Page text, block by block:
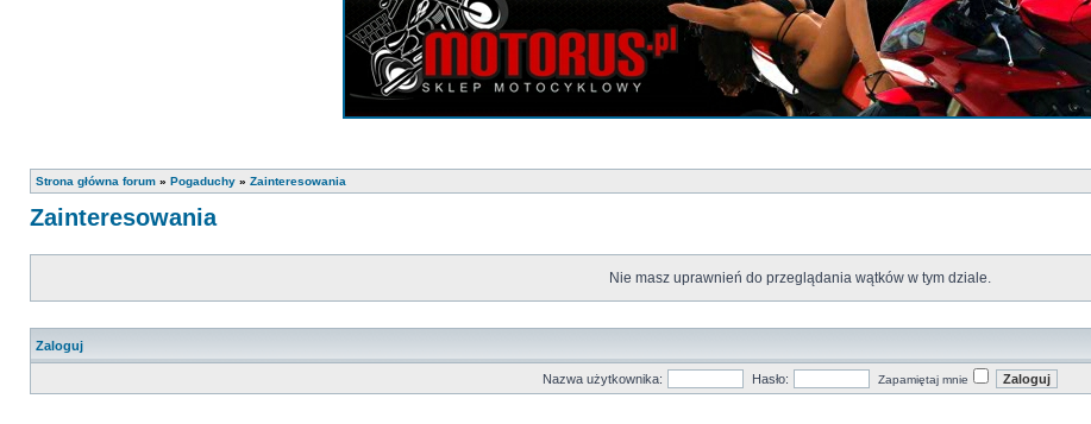
Strona główna forum » Pogaduchy » Zainteresowania
Zainteresowania
Nie masz uprawnień do przeglądania wątków w tym dziale.
Zaloguj
Nazwa użytkownika: Hasło: Zapamiętaj mnie